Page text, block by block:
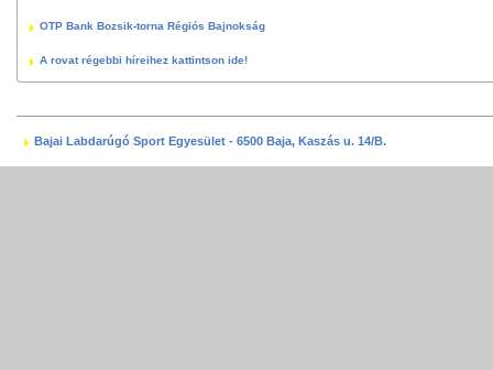
OTP Bank Bozsik-torna Régiós Bajnokság
A rovat régebbi híreihez kattintson ide!
Bajai Labdarúgó Sport Egyesület - 6500 Baja, Kaszás u. 14/B.